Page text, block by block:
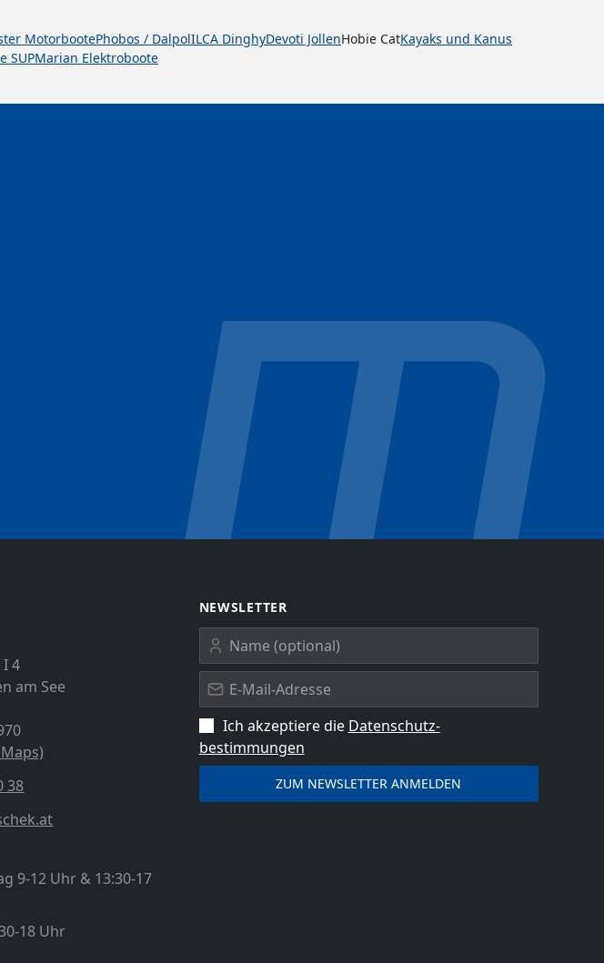
MotorbootePhobos / DalpolILCA DinghyDevoti JollenHobie CatKayaks und Kanus
SUPMarian Elektroboote
4
am See
38
9-12 Uhr & 13:30-17
18 Uhr
NEWSLETTER
Ich akzeptiere die Datenschutz­
bestimmungen